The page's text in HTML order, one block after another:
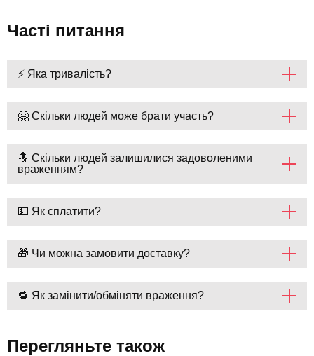
Часті питання
⚡ Яка тривалість?
🤗 Скільки людей може брати участь?
🔝 Скільки людей залишилися задоволеними
враженням?
💵 Як сплатити?
🎁 Чи можна замовити доставку?
🔁 Як замінити/обміняти враження?
Перегляньте також